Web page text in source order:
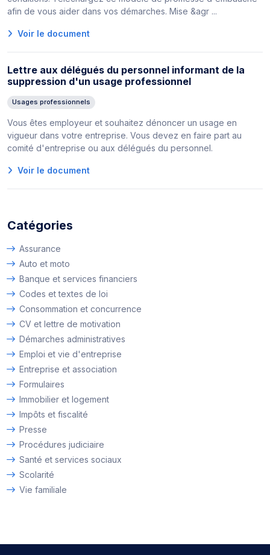
afin de vous aider dans vos démarches. Mise &agr ...
Voir le document
Lettre aux délégués du personnel informant de la
suppression d'un usage professionnel
Usages professionnels
Vous êtes employeur et souhaitez dénoncer un usage en
vigueur dans votre entreprise. Vous devez en faire part au
comité d'entreprise ou aux délégués du personnel.
Voir le document
Catégories
Assurance
Auto et moto
Banque et services financiers
Codes et textes de loi
Consommation et concurrence
CV et lettre de motivation
Démarches administratives
Emploi et vie d'entreprise
Entreprise et association
Formulaires
Immobilier et logement
Impôts et fiscalité
Presse
Procédures judiciaire
Santé et services sociaux
Scolarité
Vie familiale